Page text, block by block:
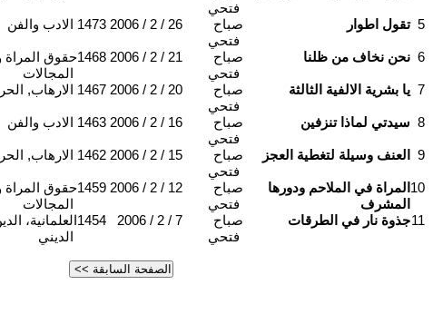
الادب والفن 1473 2006 / 2 / 26
صباح
تقول اطوار 5
حقوق المراة
المجالات
1468 2006 / 2 / 21
صباح
نحن نخاف من ظلنا 6
الارهاب, 1467 2006 / 2 / 20
صباح
يا بشرية الالفية الثالثة 7
الادب والفن 1463 2006 / 2 / 16
صباح
سيدتي لماذا تنزفين 8
الارهاب, 1462 2006 / 2 / 15
صباح
العنف وسيلة لتغطية العجز 9
حقوق المراة
المجالات
1459 2006 / 2 / 12
صباح
المراة في الملاحم ودورها
المشرف
10
العلمانية،
الديني
1454 2006 / 2 / 7
صباح
جذوة نار في الطرقات11